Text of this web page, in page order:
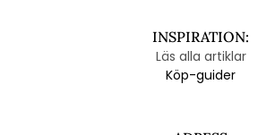
INSPIRATION:
Läs alla artiklar
Köp-guider